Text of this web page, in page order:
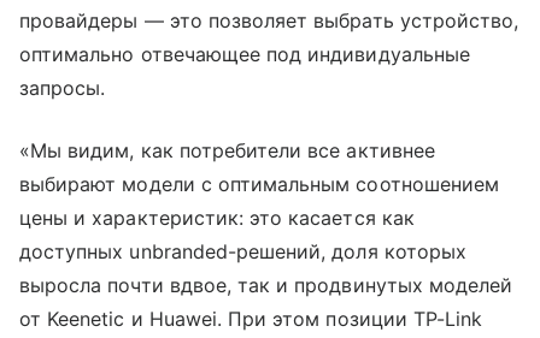
провайдеры — это позволяет выбрать устройство,
оптимально отвечающее под индивидуальные
запросы.
«Мы видим, как потребители все активнее
выбирают модели с оптимальным соотношением
цены и характеристик: это касается как
доступных unbranded-решений, доля которых
выросла почти вдвое, так и продвинутых моделей
от Keenetic и Huawei. При этом позиции TP-Link